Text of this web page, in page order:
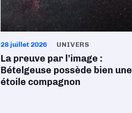
28 juillet 2026 UNIVERS
La preuve par l’image :
Bételgeuse possède bien une
étoile compagnon